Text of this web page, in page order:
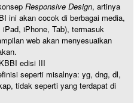
Responsive Design, artinya
ini akan cocok di berbagai media,
iPhone, Tab), termasuk
web akan menyesuaikan
edisi III
seperti misalnya: yg, dng, dl,
tidak seperti yang terdapat di